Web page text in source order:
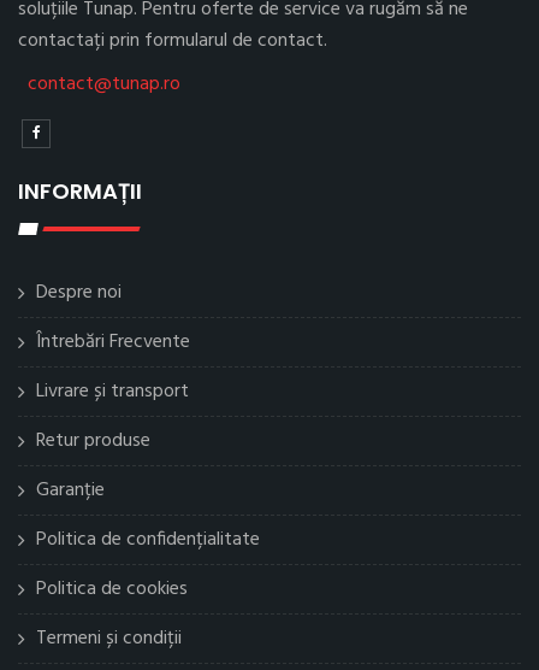
soluțiile Tunap. Pentru oferte de service va rugăm să ne
contactați prin formularul de contact.
contact@tunap.ro
INFORMAȚII
Despre noi
Întrebări Frecvente
Livrare și transport
Retur produse
Garanție
Politica de confidențialitate
Politica de cookies
Termeni și condiții